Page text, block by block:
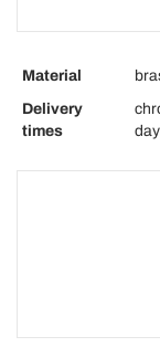
Material
Delivery
times